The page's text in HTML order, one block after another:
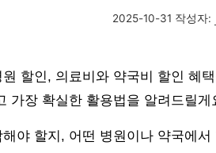
2025-10-31 작성자:
할인, 의료비와 약국비 할인 혜
가장 확실한 활용법을 알려드릴게
야 할지, 어떤 병원이나 약국에